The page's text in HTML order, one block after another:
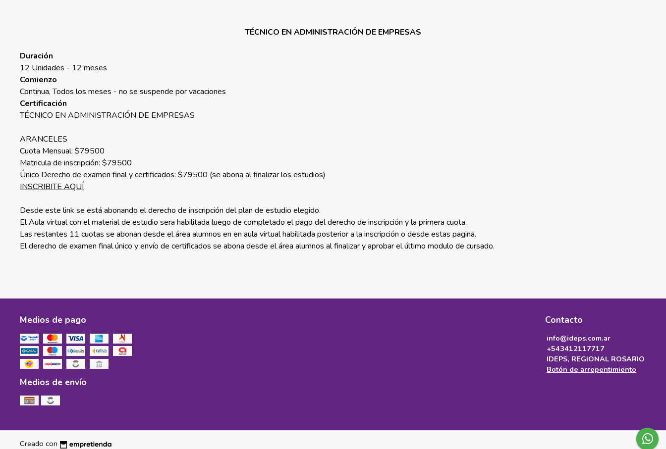
TÉCNICO EN ADMINISTRACIÓN DE EMPRESAS
Duración
12 Unidades - 12 meses
Comienzo
Continua, Todos los meses - no se suspende por vacaciones
Certificación
TÉCNICO EN ADMINISTRACIÓN DE EMPRESAS
ARANCELES
Cuota Mensual: $79500
Matricula de inscripción: $79500
Único Derecho de examen final y certificados: $79500 (se abona al finalizar los estudios)
INSCRIBITE AQUÍ
Desde este link se está abonando el derecho de inscripción del plan de estudio elegido.
El Aula virtual con el material de estudio sera habilitada luego de completado el pago del derecho de inscripción y la primera cuota.
Las restantes 11 cuotas se abonan desde el área alumnos en en aula virtual habilitada posterior a la inscripción o desde estas pagina.
El derecho de examen final único y envío de certificados se abona desde el área alumnos al finalizar y aprobar el último modulo de cursado.
Medios de pago
Medios de envío
Contacto
info@ideps.com.ar
+543412117717
IDEPS, REGIONAL ROSARIO
Botón de arrepentimiento
Creado con